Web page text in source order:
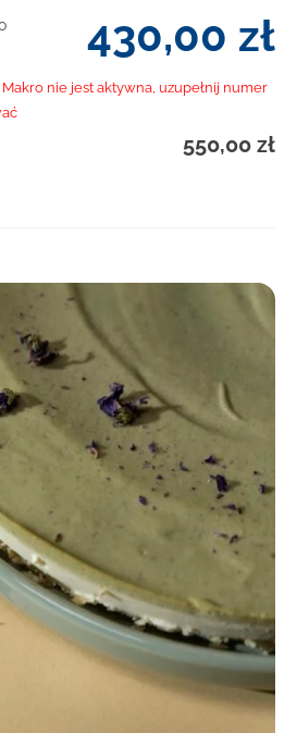
430,00 zł
nie jest aktywna, uzupełnij numer
550,00 zł
SIĘ WIĘCEJ